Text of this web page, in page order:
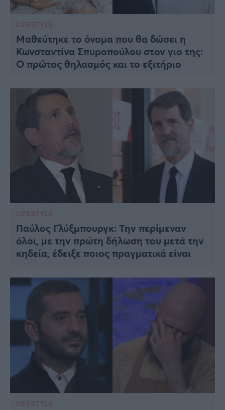
LIFESTYLE
Μαθεύτηκε το όνομα που θα δώσει η
Κωνσταντίνα Σπυροπούλου στον γιο της:
Ο πρώτος θηλασμός και το εξιτήριο
LIFESTYLE
Παύλος Γλύξμπουργκ: Την περίμεναν
όλοι, με την πρώτη δήλωση του μετά την
κηδεία, έδειξε ποιος πραγματικά είναι
LIFESTYLE